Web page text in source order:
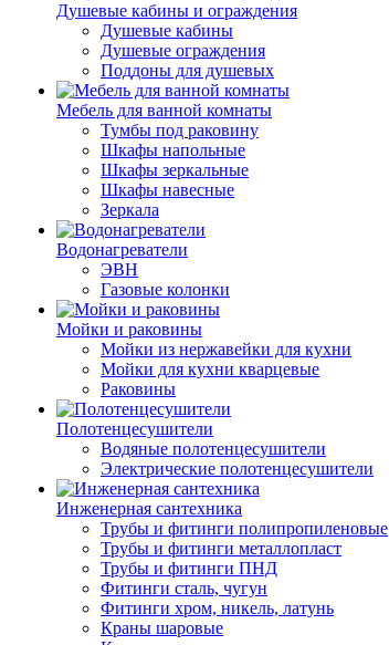
Душевые кабины и ограждения
Душевые кабины
Душевые ограждения
Поддоны для душевых
Мебель для ванной комнаты
Тумбы под раковину
Шкафы напольные
Шкафы зеркальные
Шкафы навесные
Зеркала
Водонагреватели
ЭВН
Газовые колонки
Мойки и раковины
Мойки из нержавейки для кухни
Мойки для кухни кварцевые
Раковины
Полотенцесушители
Водяные полотенцесушители
Электрические полотенцесушители
Инженерная сантехника
Трубы и фитинги полипропиленовые
Трубы и фитинги металлопласт
Трубы и фитинги ПНД
Фитинги сталь, чугун
Фитинги хром, никель, латунь
Краны шаровые